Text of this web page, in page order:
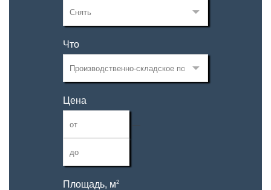
Что
Цена
—
Площадь, м2